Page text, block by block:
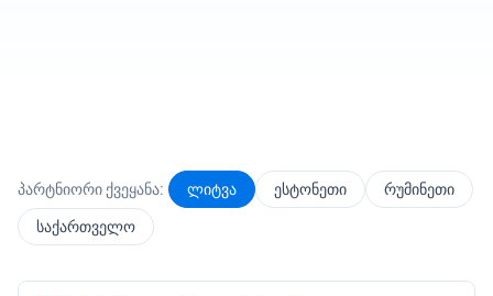
დაწყება
პარტნიორი ქვეყანა: ლიტვა ესტონეთი რუმინეთი
საქართველო